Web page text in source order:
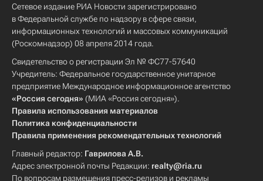
Сетевое издание РИА Новости зарегистрировано
в Федеральной службе по надзору в сфере связи,
информационных технологий и массовых коммуникаций
(Роскомнадзор) 08 апреля 2014 года.
Свидетельство о регистрации Эл № ФС77-57640
Учредитель: Федеральное государственное унитарное
предприятие Международное информационное агентство
«Россия сегодня» (МИА «Россия сегодня»).
Правила использования материалов
Политика конфиденциальности
Правила применения рекомендательных технологий
Главный редактор: Гаврилова А.В.
Адрес электронной почты Редакции: realty@ria.ru
По вопросам размещения пресс-релизов и рекламы